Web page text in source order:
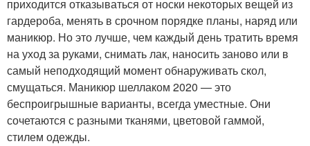
приходится отказываться от носки некоторых вещей из
гардероба, менять в срочном порядке планы, наряд или
маникюр. Но это лучше, чем каждый день тратить время
на уход за руками, снимать лак, наносить заново или в
самый неподходящий момент обнаруживать скол,
смущаться. Маникюр шеллаком 2020 — это
беспроигрышные варианты, всегда уместные. Они
сочетаются с разными тканями, цветовой гаммой,
стилем одежды.